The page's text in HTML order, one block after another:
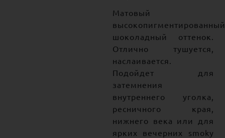
Матовый
высокопигментированный
шоколадный оттенок.
Отлично тушуется,
наслаивается.
Подойдет для
затемнения
внутреннего уголка,
ресничного края,
нижнего века или для
ярких вечерних smoky